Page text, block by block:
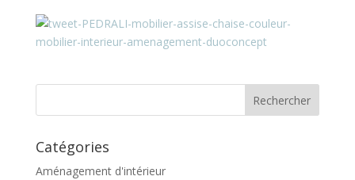
Catégories
Aménagement d'intérieur